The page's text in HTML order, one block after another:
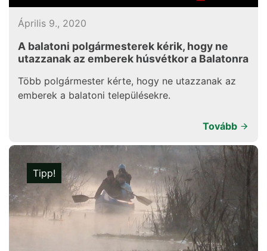
Április 9., 2020
A balatoni polgármesterek kérik, hogy ne
utazzanak az emberek húsvétkor a Balatonra
Több polgármester kérte, hogy ne utazzanak az
emberek a balatoni településekre.
Tovább
Tipp!